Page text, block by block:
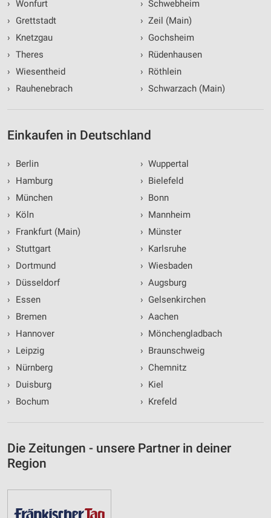
› Wonfurt
›
Grettstadt
›
Knetzgau
› Theres
› Wiesentheid
›
Rauhenebrach
› Schwebheim
› Zeil (Main)
› Gochsheim
› Rüdenhausen
› Röthlein
› Schwarzach (Main)
Einkaufen in Deutschland
›
Berlin
›
Hamburg
›
München
›
Köln
›
Frankfurt (Main)
› Stuttgart
›
Dortmund
›
Düsseldorf
›
Essen
›
Bremen
›
Hannover
›
Leipzig
›
Nürnberg
›
Duisburg
›
Bochum
› Wuppertal
› Bielefeld
› Bonn
› Mannheim
› Münster
› Karlsruhe
› Wiesbaden
› Augsburg
› Gelsenkirchen
› Aachen
› Mönchengladbach
› Braunschweig
› Chemnitz
› Kiel
› Krefeld
Die Zeitungen - unsere Partner in deiner
Region